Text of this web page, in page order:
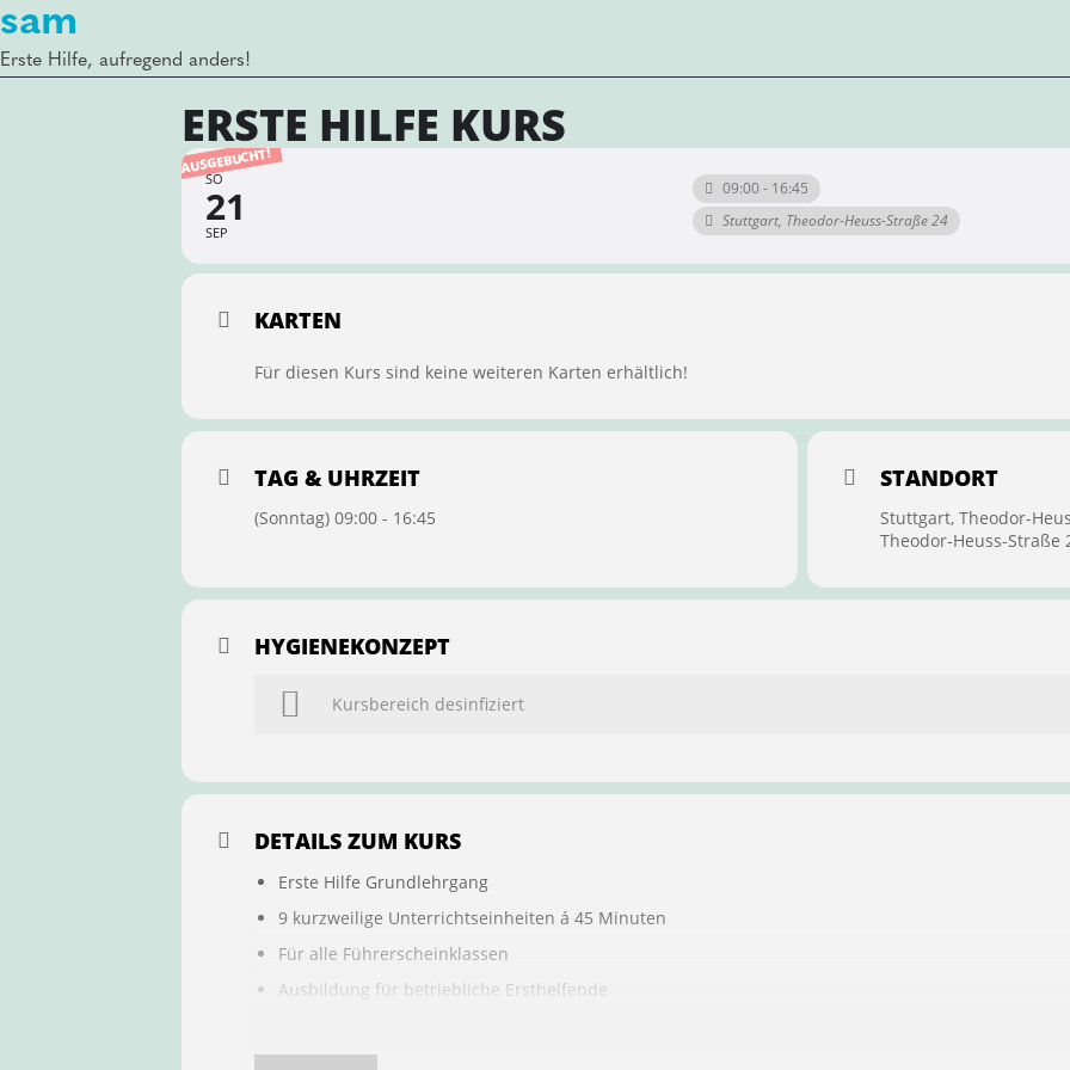
sam
Erste Hilfe, aufregend anders!
ERSTE HILFE KURS
AUSGEBUCHT!
SO
21
SEP
09:00 - 16:45
Stuttgart, Theodor-Heuss-Straße 24
KARTEN
Für diesen Kurs sind keine weiteren Karten erhältlich!
TAG & UHRZEIT
(Sonntag) 09:00 - 16:45
STANDORT
Stuttgart, Theodor-
Theodor-Heuss-Straße
HYGIENEKONZEPT
Kursbereich desinfiziert
DETAILS ZUM KURS
Erste Hilfe Grundlehrgang
9 kurzweilige Unterrichtseinheiten á 45 Minuten
Für alle Führerscheinklassen
Ausbildung für betriebliche Ersthelfende